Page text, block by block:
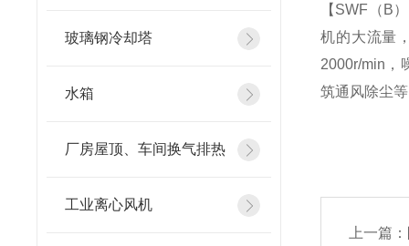
玻璃钢冷却塔
水箱
厂房屋顶、车间换气排热
工业离心风机
【SWF（B
机的大流量
2000r/min，
筑通风除尘
上一篇：